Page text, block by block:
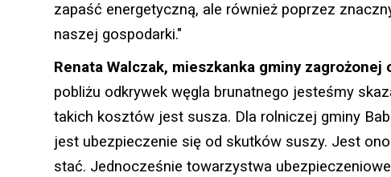
zapaść energetyczną, ale również poprzez
naszej gospodarki."
Renata Walczak, mieszkanka gminy zagrożonej
pobliżu odkrywek węgla brunatnego jesteśmy
takich kosztów jest susza. Dla rolniczej gminy
jest ubezpieczenie się od skutków suszy. Jest
stać. Jednocześnie towarzystwa